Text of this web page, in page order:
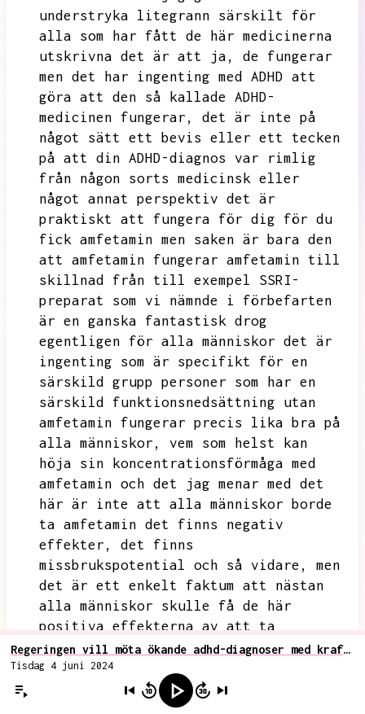
understryka litegrann särskilt för
alla som har fått de här medicinerna
utskrivna det är att ja,
de fungerar
men det har ingenting med ADHD att
göra att den så kallade ADHD-
medicinen fungerar,
det är inte på
något sätt ett bevis eller ett tecken
på att din ADHD-diagnos var rimlig
från någon sorts medicinsk eller
något annat perspektiv det är
praktiskt att fungera för dig för du
fick amfetamin men saken är bara den
att amfetamin fungerar amfetamin till
skillnad från till exempel
SSRI-
preparat som vi nämnde i förbefarten
är en ganska fantastisk drog
egentligen för alla människor det är
ingenting som är specifikt för en
särskild grupp personer som har en
särskild funktionsnedsättning utan
amfetamin fungerar precis lika bra på
alla människor,
vem som helst kan
höja sin koncentrationsförmåga med
amfetamin och det jag menar med det
här är inte att alla människor borde
ta amfetamin det finns negativ
effekter,
det finns
missbrukspotential och så vidare,
men
det är ett enkelt faktum att nästan
alla människor skulle få de här
positiva effekterna av att ta
amfetamin och det här är en punkt där
folk blir förvirrade för att inom
många sorters medicin i allmänhet så
av problemen
Regeringen vill möta ökande adhd-diagnoser med kraftigare medicinering
Tisdag 4 juni 2024